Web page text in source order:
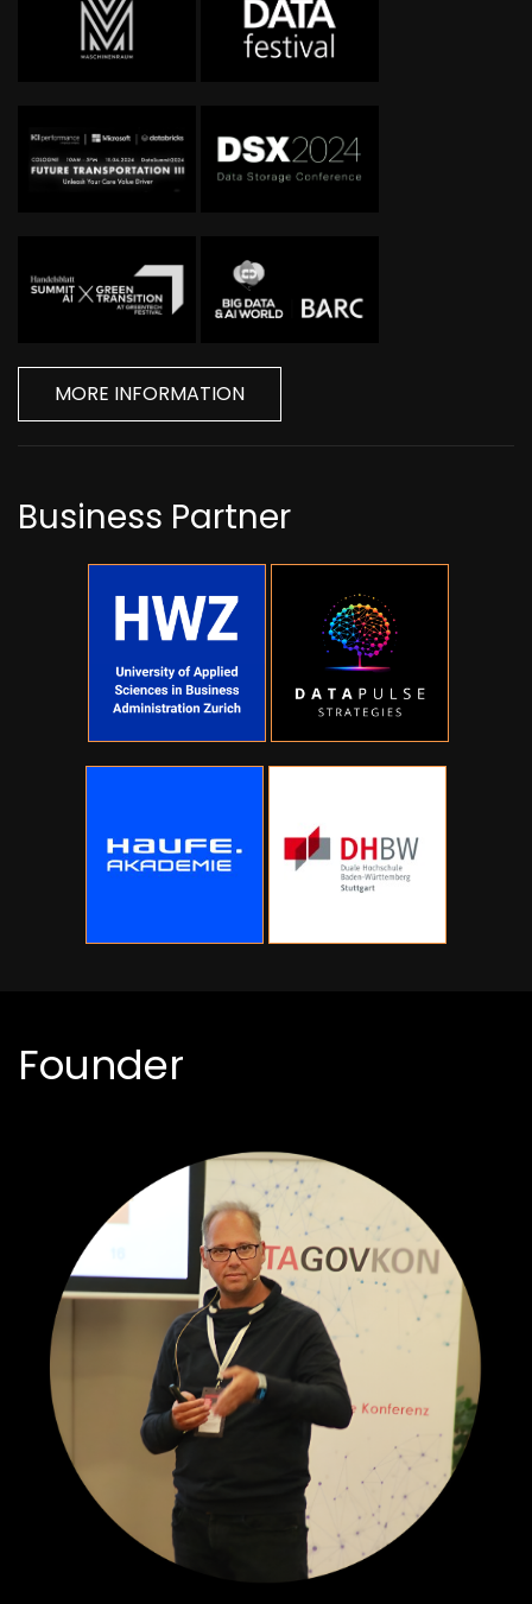
MORE INFORMATION
Business Partner
Founder